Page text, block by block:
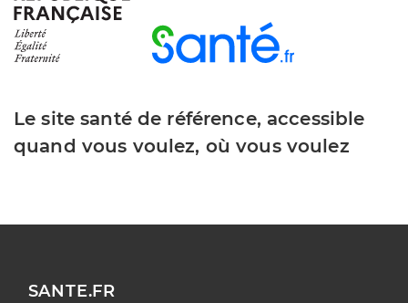
Le site santé de référence, accessible
quand vous voulez, où vous voulez
SANTE.FR